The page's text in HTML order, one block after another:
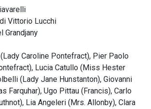
Vittorio Lucchi
Grandjany
Caroline Pontefract), Pier Paolo
Lucia Catullo (Miss Hester
(Lady Jane Hunstanton), Giovanni
Farquhar), Ugo Pittau (Francis), Carlo
Lia Angeleri (Mrs. Allonby), Clara